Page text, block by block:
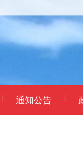
| 通知公告 |